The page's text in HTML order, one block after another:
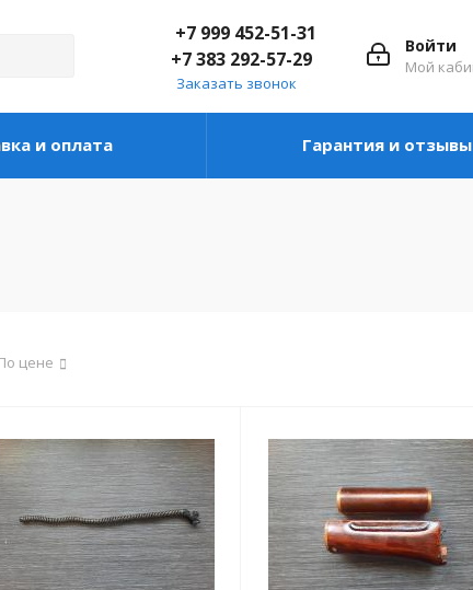
Войти
+7 999 452-51-31
+7 383 292-57-29
Заказать звонок
и оплата Гарантия и отзывы
цене